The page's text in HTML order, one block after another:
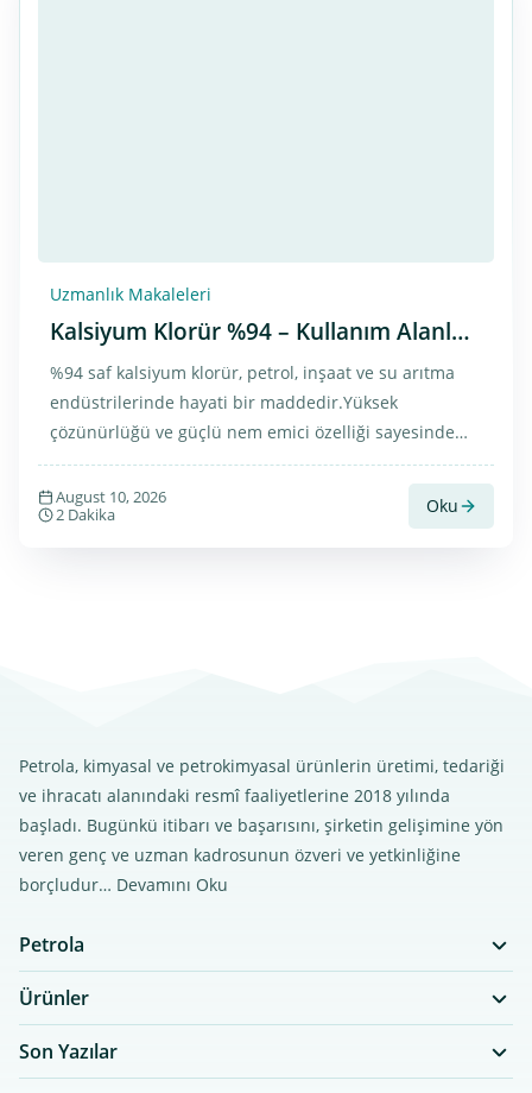
Uzmanlık Makaleleri
Kalsiyum Klorür %94 – Kullanım Alanları
ve Satın Alma
%94 saf kalsiyum klorür, petrol, inşaat ve su arıtma
endüstrilerinde hayati bir maddedir.Yüksek
çözünürlüğü ve güçlü nem emici özelliği sayesinde
çok çeşitli uygulamalara sahiptir.
August 10, 2026
2 Dakika
Oku
Petrola, kimyasal ve petrokimyasal ürünlerin üretimi, tedariği
ve ihracatı alanındaki resmî faaliyetlerine 2018 yılında
başladı. Bugünkü itibarı ve başarısını, şirketin gelişimine yön
veren genç ve uzman kadrosunun özveri ve yetkinliğine
borçludur… Devamını Oku
Petrola
Ürünler
Son Yazılar